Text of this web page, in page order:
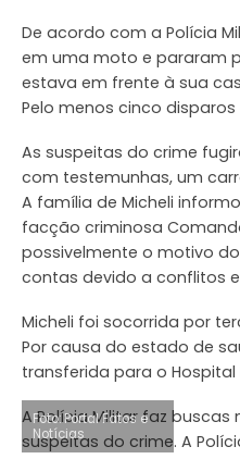
De acordo com a Polícia
em uma moto e pararam
estava em frente à sua
Pelo menos cinco
As suspeitas do crime
com testemunhas, um
A família de Micheli
facção criminosa
possivelmente o motivo
contas devido a conflitos
Micheli foi socorrida por
Por causa do estado de
transferida para o Hospital
A Polícia Militar faz
suspeitas do crime. A
Foto: Portal Fatos e
Notícias